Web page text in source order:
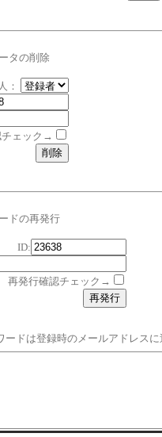
タの削除
：
チェック→
ドの再発行
ID:
再発行確認チェック→
ドは登録時のメールアドレスに